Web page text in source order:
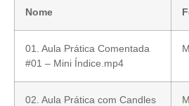
Nome
01. Aula Prática Comentada
#01 – Mini Índice.mp4
02. Aula Prática com Candles